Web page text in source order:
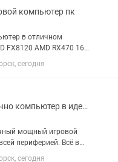
компьютер пк
в отличном
диск 500гб ссд
сегодня
Продаю срочно компьютер в идеальном состоянии хороший торг
мощный игровой
периферией. Всё в
тянет любые
сегодня